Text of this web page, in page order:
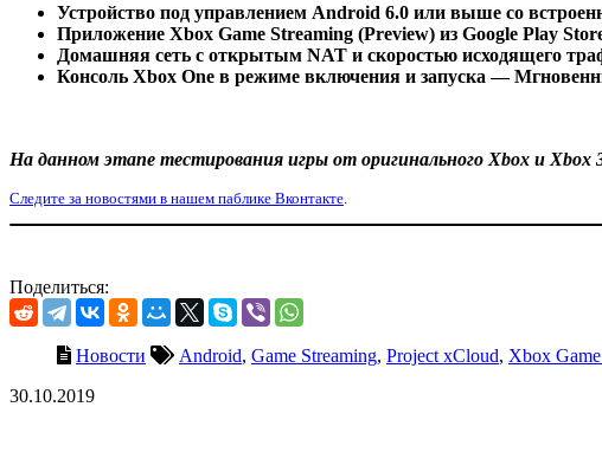
Устройство под управлением Android 6.0 или выше со
Приложение Xbox Game Streaming (Preview) из Google Play
Домашняя сеть с открытым NAT и скоростью исходящего
Консоль Xbox One в режиме включения и запуска —
На данном этапе тестирования игры от оригинального Xbox и
Следите за новостями в нашем паблике Вконтакте
Поделиться:
Новости Android, Game Streaming, Project xCloud, Xbox
30.10.2019